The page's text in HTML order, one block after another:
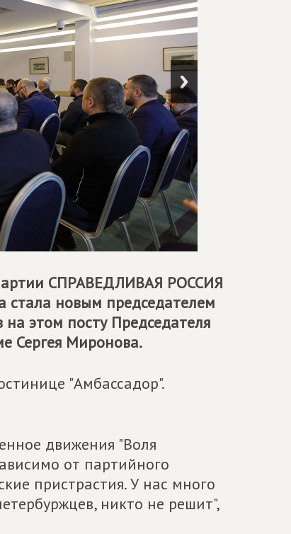
СПРАВЕДЛИВАЯ РОССИЯ
стала новым председателем
этом посту Председателя
Сергея Миронова.
"Амбассадор".
движения "Воля
от партийного
пристрастия. У нас много
никто не решит",